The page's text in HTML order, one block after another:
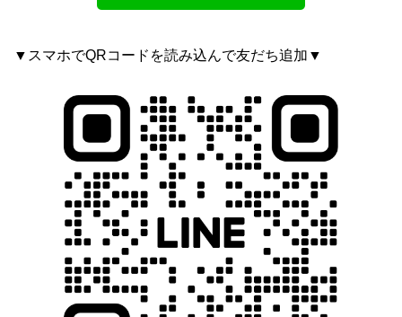
▼スマホでQRコードを読み込んで友だち追加▼